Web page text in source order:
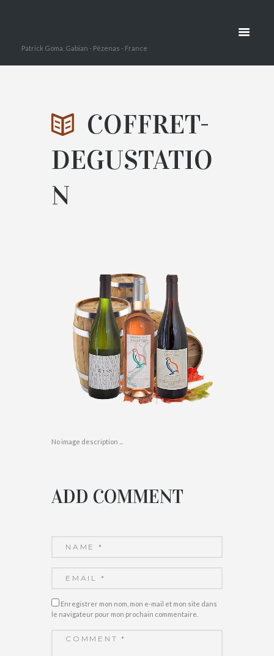
DEGUSTAT
ION
ATTACHMENT: COFFRET-
Patrick Goma, Gabian - Pézenas - France
COFFRET-
DEGUSTATIO
N
No image description ...
ADD COMMENT
Enregistrer mon nom, mon e-mail et mon site dans
le navigateur pour mon prochain commentaire.